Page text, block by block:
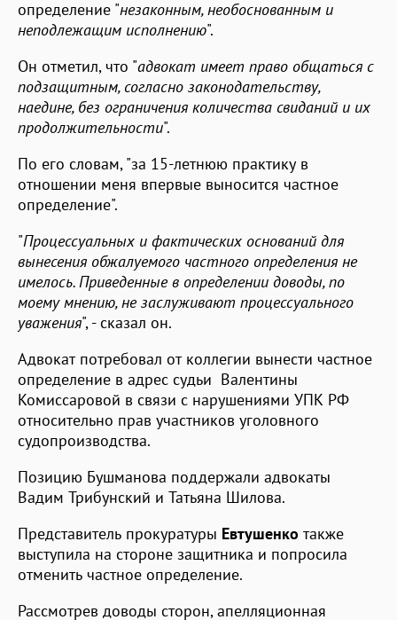
определение "незаконным, необоснованным и
неподлежащим исполнению".
Он отметил, что "адвокат имеет право общаться с
подзащитным, согласно законодательству,
наедине, без ограничения количества свиданий и их
продолжительности".
По его словам, "за 15-летнюю практику в
отношении меня впервые выносится частное
определение".
"Процессуальных и фактических оснований для
вынесения обжалуемого частного определения не
имелось. Приведенные в определении доводы, по
моему мнению, не заслуживают процессуального
уважения", - сказал он.
Адвокат потребовал от коллегии вынести частное
определение в адрес судьи Валентины
Комиссаровой в связи с нарушениями УПК РФ
относительно прав участников уголовного
судопроизводства.
Позицию Бушманова поддержали адвокаты
Вадим Трибунский и Татьяна Шилова.
Представитель прокуратуры Евтушенко также
выступила на стороне защитника и попросила
отменить частное определение.
Рассмотрев доводы сторон, апелляционная